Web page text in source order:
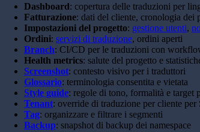
Dashboard: copertura delle traduzioni per
Fatturazione: dati del cliente, cronologia dei
Impostazioni del progetto: gestione utenti,
Ordini: servizi di traduzione, ordini aperti
Branch: CI/CD per le traduzioni con
Health metrics: salute del progetto e
Screenshot: contesto visivo per i traduttori
Glossario: terminologia consentita e vietata
Style guide: regole di tono, formalità e target
Tenant: override di traduzione per cliente per
Tag: organizzare e filtrare i segmenti
Backup: snapshot di backup dei namespace